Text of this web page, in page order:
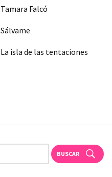
Tamara Falcó
Sálvame
La isla de las tentaciones
BUSCAR